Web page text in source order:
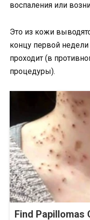
воспаления или
Это из кожи
концу первой
проходит (в
процедуры).
Find Papillomas